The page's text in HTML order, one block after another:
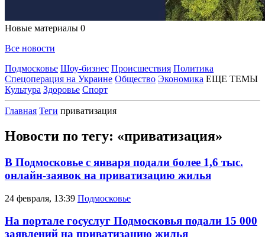
Новые материалы 0
Все новости
Подмосковье Шоу-бизнес Происшествия Политика
Спецоперация на Украине Общество Экономика ЕЩЕ ТЕМЫ
Культура Здоровье Спорт
Главная Теги приватизация
Новости по тегу: «приватизация»
В Подмосковье с января подали более 1,6 тыс.
онлайн-заявок на приватизацию жилья
24 февраля, 13:39 Подмосковье
На портале госуслуг Подмосковья подали 15 000
заявлений на приватизацию жилья